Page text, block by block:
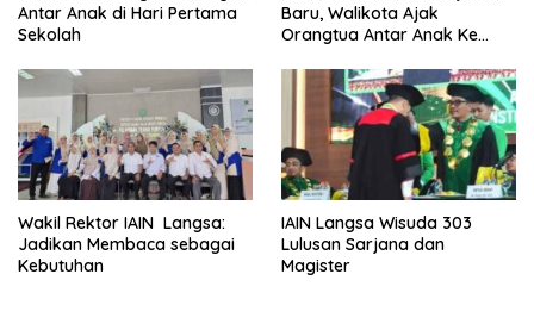
Antar Anak di Hari Pertama
Sekolah
Baru, Walikota Ajak
Orangtua Antar Anak Ke
Wakil Rektor IAIN Langsa:
Jadikan Membaca sebagai
Kebutuhan
IAIN Langsa Wisuda 303
Lulusan Sarjana dan
Magister